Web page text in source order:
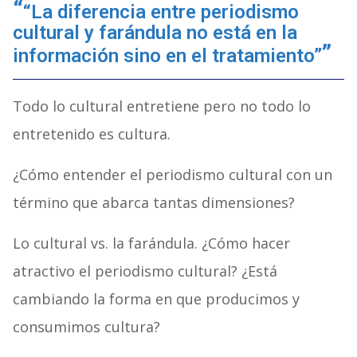
“La diferencia entre periodismo
cultural y farándula no está en la
información sino en el tratamiento”
Todo lo cultural entretiene pero no todo lo
entretenido es cultura.
¿Cómo entender el periodismo cultural con un
término que abarca tantas dimensiones?
Lo cultural vs. la farándula. ¿Cómo hacer
atractivo el periodismo cultural? ¿Está
cambiando la forma en que producimos y
consumimos cultura?